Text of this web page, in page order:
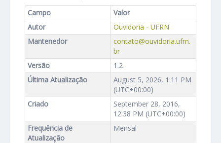
Campo
Valor
Autor
Ouvidoria - UFRN
Mantenedor
contato@ouvidoria.ufrn.
br
Versão
1.2
Última Atualização
August 5, 2026, 1:11 PM
(UTC+00:00)
Criado
September 28, 2016,
12:38 PM (UTC+00:00)
Frequência de
Atualização
Mensal